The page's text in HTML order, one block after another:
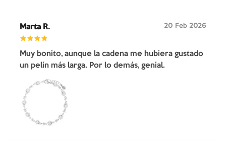
Marta R. 20 Feb 2026
Muy bonito, aunque la cadena me hubiera gustado
un pelín más larga. Por lo demás, genial.